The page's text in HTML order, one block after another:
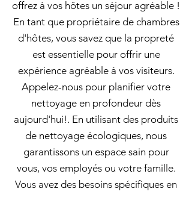
offrez à vos hôtes un séjour agréable !
En tant que propriétaire de chambres
d'hôtes, vous savez que la propreté
est essentielle pour offrir une
expérience agréable à vos visiteurs.
Appelez-nous pour planifier votre
nettoyage en profondeur dès
aujourd'hui!. En utilisant des produits
de nettoyage écologiques, nous
garantissons un espace sain pour
vous, vos employés ou votre famille.
Vous avez des besoins spécifiques en